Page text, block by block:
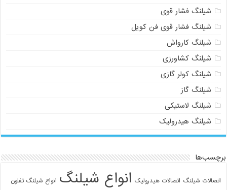
شیلنگ فشار قوی
شیلنگ فشار قوی فن کویل
شیلنگ کارواش
شیلنگ کشاورزی
شیلنگ کولر گازی
شیلنگ گاز
شیلنگ لاستیکی
شیلنگ هیدرولیک
برچسب‌ها
اتصالات شیلنگ اتصالات هیدرولیک انواع شیلنگ انواع شیلنگ تفلون